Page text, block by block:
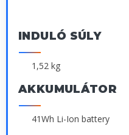
INDULÓ SÚLY
1,52 kg
AKKUMULÁTOR
41Wh Li-Ion battery